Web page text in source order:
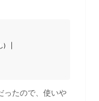
)
ったので、使いや